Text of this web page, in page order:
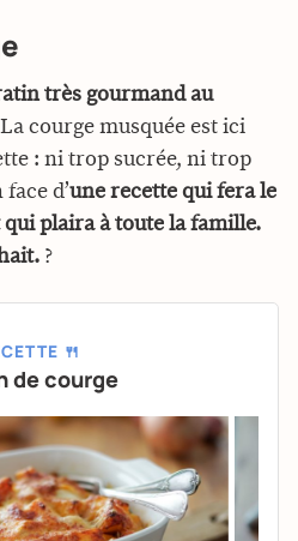
très gourmand au
La courge musquée est ici
: ni trop sucrée, ni trop
d’une recette qui fera le
qui plaira à toute la famille.
?
🍴
de courge